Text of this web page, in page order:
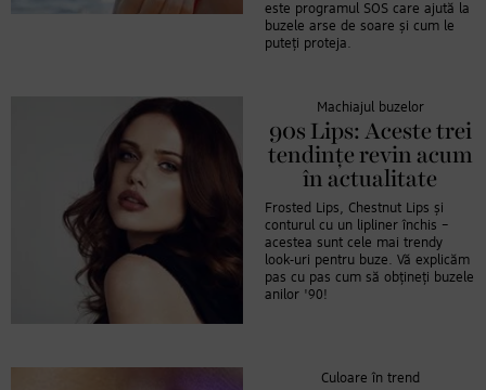
este programul SOS care ajută la
buzele arse de soare și cum le
puteți proteja.
Machiajul buzelor
90s Lips: Aceste trei
tendințe revin acum
în actualitate
Frosted Lips, Chestnut Lips și
conturul cu un lipliner închis –
acestea sunt cele mai trendy
look-uri pentru buze. Vă explicăm
pas cu pas cum să obțineți buzele
anilor '90!
Culoare în trend